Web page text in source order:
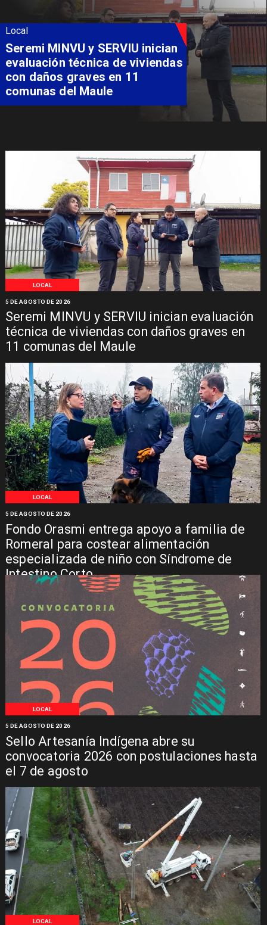
LOCAL
Seremi MINVU y SERVIU inician evaluación
técnica de viviendas con daños graves en
11 comunas del Maule
5 DE AGOSTO DE 2026
LOCAL
Fondo Orasmi entrega apoyo a familia de
Romeral para costear alimentación
especializada de niño con Síndrome de
Intestino Corto
5 DE AGOSTO DE 2026
LOCAL
Sello Artesanía Indígena abre su
convocatoria 2026 con postulaciones hasta
el 7 de agosto
5 DE AGOSTO DE 2026
LOCAL
Local
Fondo Orasmi entrega apoyo a
familia de Romeral para
costear alimentación
especializada de niño con
Síndrome de Intestino Corto